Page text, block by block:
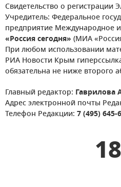
Свидетельство о регистрации
Учредитель: Федеральное
предприятие Международное
«Россия сегодня» (МИА
При любом использовании
РИА Новости Крым
обязательна не ниже второго
Главный редактор: Гаврилова
Адрес электронной почты
Телефон Редакции: 7 (495) 645-